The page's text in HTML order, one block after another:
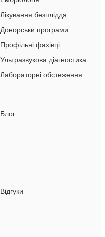
Лікування безпліддя
Донорськи програми
Профільні фахівці
Ультразвукова діагностика
Лабораторні обстеження
Блог
Відгуки